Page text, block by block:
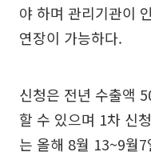
야 하며 관리기관이
연장이 가능하다.
신청은 전년 수출액
할 수 있으며 1차 신
는 올해 8월 13~9월